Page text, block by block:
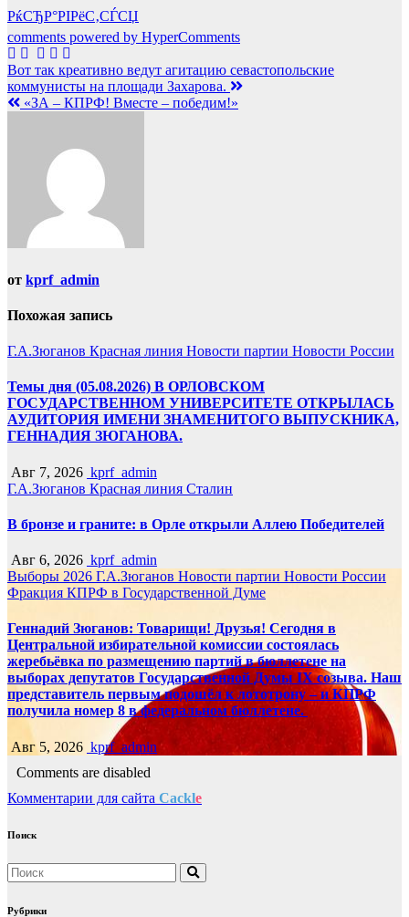
РќСЂР°РІРёС‚СЃСЏ
comments powered by HyperComments
Навигация
по
Вот так креативно ведут агитацию севастопольские
коммунисты на площади Захарова.
«ЗА – КПРФ! Вместе – победим!»
от kprf_admin
Похожая запись
Г.А.Зюганов Красная линия Новости партии Новости России
Темы дня (05.08.2026) В ОРЛОВСКОМ
ГОСУДАРСТВЕННОМ УНИВЕРСИТЕТЕ ОТКРЫЛАСЬ
АУДИТОРИЯ ИМЕНИ ЗНАМЕНИТОГО ВЫПУСКНИКА,
ГЕННАДИЯ ЗЮГАНОВА.
Авг 7, 2026 kprf_admin
Г.А.Зюганов Красная линия Сталин
В бронзе и граните: в Орле открыли Аллею Победителей
Авг 6, 2026 kprf_admin
Выборы 2026 Г.А.Зюганов Новости партии Новости России
Фракция КПРФ в Государственной Думе
Геннадий Зюганов: Товарищи! Друзья! Сегодня в
Центральной избирательной комиссии состоялась
жеребьёвка по размещению партий в бюллетене на
выборах депутатов Государственной Думы IX созыва. Наш
представитель первым подошёл к лототрону – и КПРФ
получила номер 8 в федеральном бюллетене.
Авг 5, 2026 kprf_admin
Comments are disabled
Комментарии для сайта Cackle
Поиск
Рубрики